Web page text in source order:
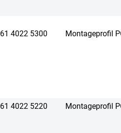
61 4022 5300 Montageprofil
61 4022 5220 Montageprofil